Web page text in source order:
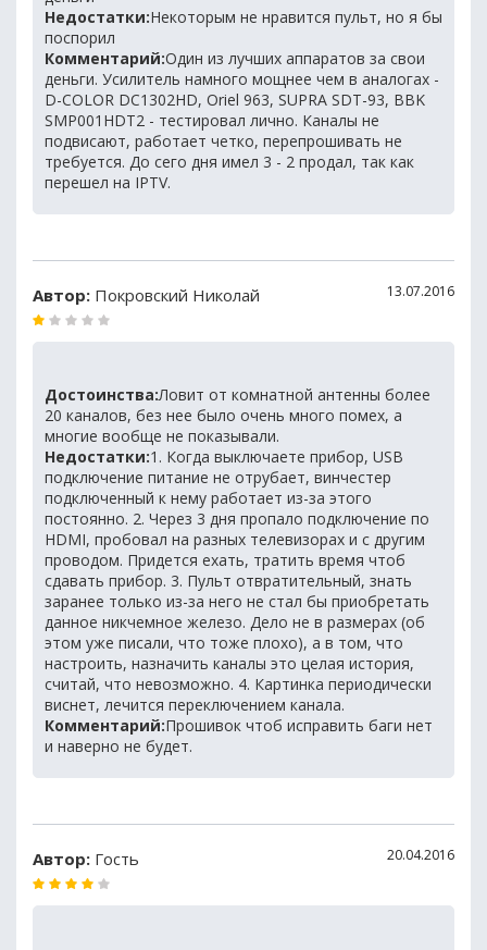
Недостатки:Некоторым не нравится пульт, но я бы
поспорил
Комментарий:Один из лучших аппаратов за свои
деньги. Усилитель намного мощнее чем в аналогах -
D-COLOR DC1302HD, Oriel 963, SUPRA SDT-93, BBK
SMP001HDT2 - тестировал лично. Каналы не
подвисают, работает четко, перепрошивать не
требуется. До сего дня имел 3 - 2 продал, так как
перешел на IPTV.
Автор: Покровский Николай 13.07.2016
Достоинства:Ловит от комнатной антенны более
20 каналов, без нее было очень много помех, а
многие вообще не показывали.
Недостатки:1. Когда выключаете прибор, USB
подключение питание не отрубает, винчестер
подключенный к нему работает из-за этого
постоянно. 2. Через 3 дня пропало подключение по
HDMI, пробовал на разных телевизорах и с другим
проводом. Придется ехать, тратить время чтоб
сдавать прибор. 3. Пульт отвратительный, знать
заранее только из-за него не стал бы приобретать
данное никчемное железо. Дело не в размерах (об
этом уже писали, что тоже плохо), а в том, что
настроить, назначить каналы это целая история,
считай, что невозможно. 4. Картинка периодически
виснет, лечится переключением канала.
Комментарий:Прошивок чтоб исправить баги нет
и наверно не будет.
Автор: Гость 20.04.2016